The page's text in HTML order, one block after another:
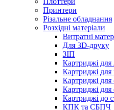
Принтери
Різальне обладнання
Розхідні матеріали
Витратні
Для 3D-друку
ЗІП
Картриджі для
Картриджі для
Картриджі для
Картриджі для
Картриджі до
КПК та СБПЧ